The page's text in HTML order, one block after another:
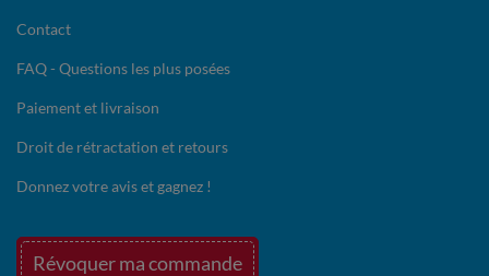
Contact
FAQ - Questions les plus posées
Paiement et livraison
Droit de rétractation et retours
Donnez votre avis et gagnez !
Révoquer ma commande